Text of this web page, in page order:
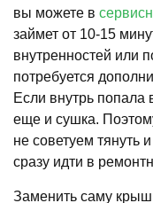
вы можете в
займет от 10-15
внутренностей или
потребуется
Если внутрь попала
еще и сушка.
не советуем тянуть
сразу идти в
Заменить саму